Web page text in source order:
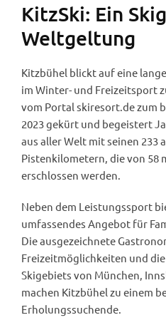
KitzSki: Ein
Weltgeltung
Kitzbühel blickt auf eine
im Winter- und Freizeitsport
vom Portal skiresort.de zum
2023 gekürt und begeistert
aus aller Welt mit seinen 233
Pistenkilometern, die von 58
erschlossen werden.
Neben dem Leistungssport
umfassendes Angebot für
Die ausgezeichnete
Freizeitmöglichkeiten und
Skigebiets von München,
machen Kitzbühel zu einem
Erholungssuchende.